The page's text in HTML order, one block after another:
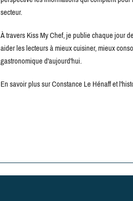
secteur.
À travers Kiss My Chef, je publie chaque jour
aider les lecteurs à mieux cuisiner, mieux
gastronomique d'aujourd'hui.
En savoir plus sur Constance Le Hénaff et